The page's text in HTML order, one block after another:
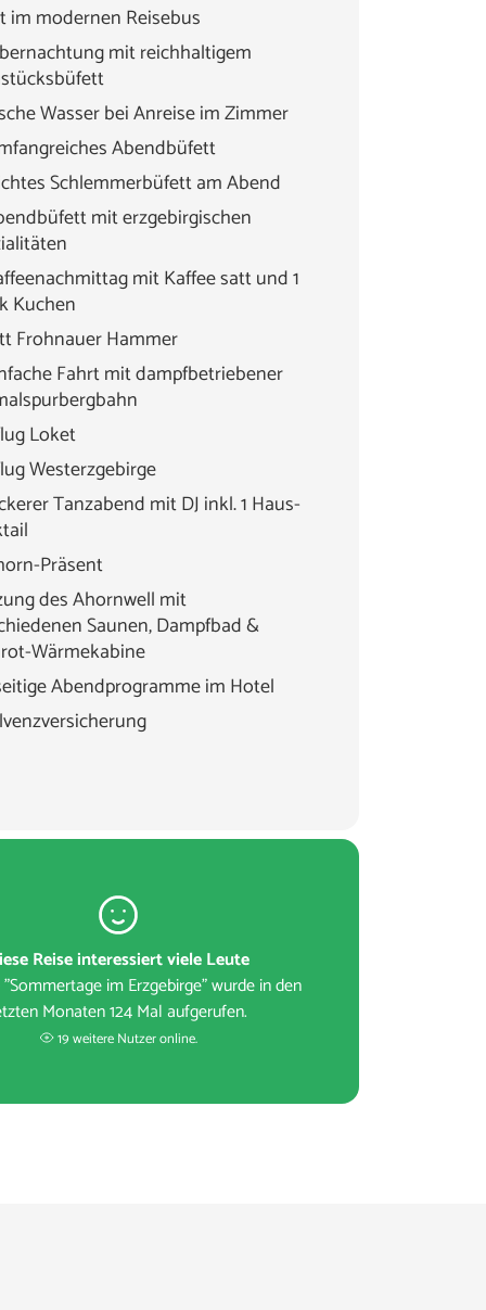
im modernen Reisebus
mit reichhaltigem
Wasser bei Anreise im Zimmer
Abendbüfett
Schlemmerbüfett am Abend
mit erzgebirgischen
mit Kaffee satt und 1
Kuchen
Frohnauer Hammer
Fahrt mit dampfbetriebener
Loket
Westerzgebirge
Tanzabend mit DJ inkl. 1 Haus-
Präsent
des Ahornwell mit
Saunen, Dampfbad &
Wärmekabine
Abendprogramme im Hotel
Reise interessiert viele Leute
"Sommertage im Erzgebirge" wurde in den
Monaten 124 Mal aufgerufen.
19 weitere Nutzer online.